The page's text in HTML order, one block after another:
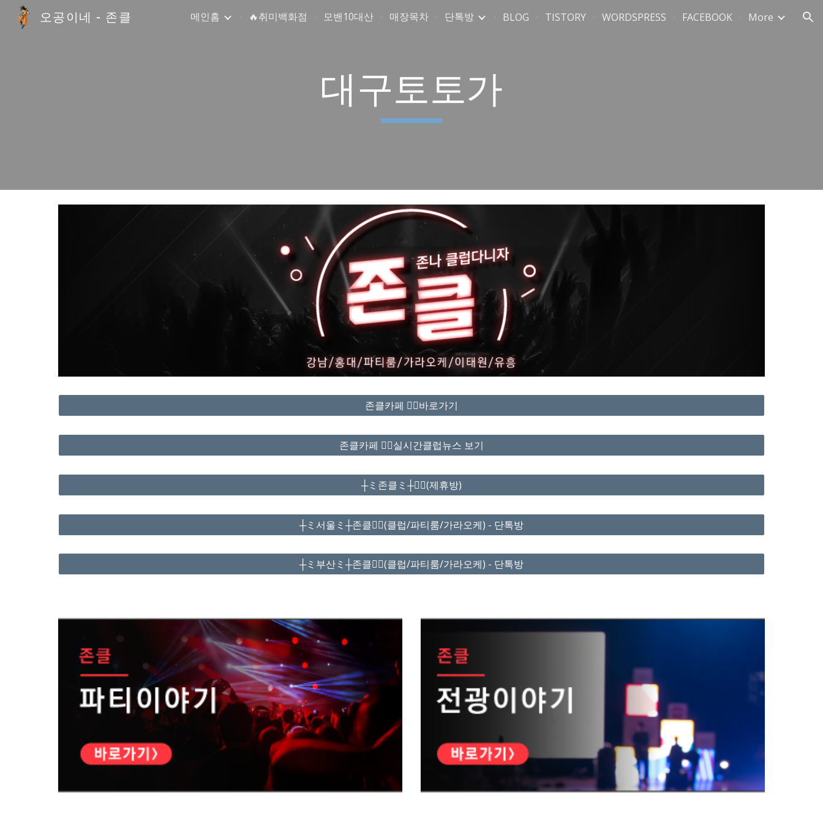
Skip to main content Skip to navigation
오공이네 - 존클 메인홈 🔥취미백화점 모밴10대산 매장목차 단톡방 BLOG TISTORY WORDSPRESS FACEBOOK More
대구토토가
존클카페 ❤️‍🔥바로가기
존클카페 ❤️‍🔥실시간클럽뉴스 보기
┼ミ존클ミ┼❤️‍🔥(제휴방)
┼ミ서울ミ┼존클❤️‍🔥(클럽/파티룸/가라오케) - 단톡방
┼ミ부산ミ┼존클❤️‍🔥(클럽/파티룸/가라오케) - 단톡방